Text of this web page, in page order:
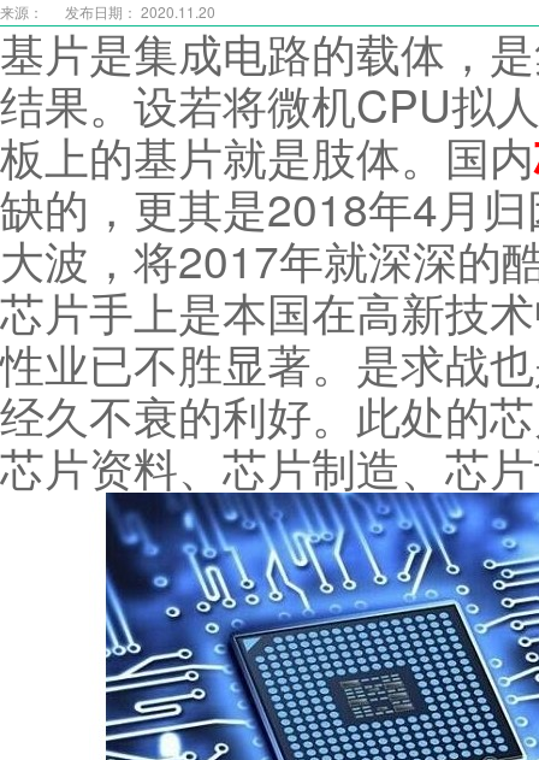
来源： 发布日期： 2020.11.20
基片是集成电路的载体，
结果。设若将微机CPU拟
板上的基片就是肢体。国内
缺的，更其是2018年4月
大波，将2017年就深深的
芯片手上是本国在高新技
性业已不胜显著。是求战
经久不衰的利好。此处的
芯片资料、芯片制造、芯